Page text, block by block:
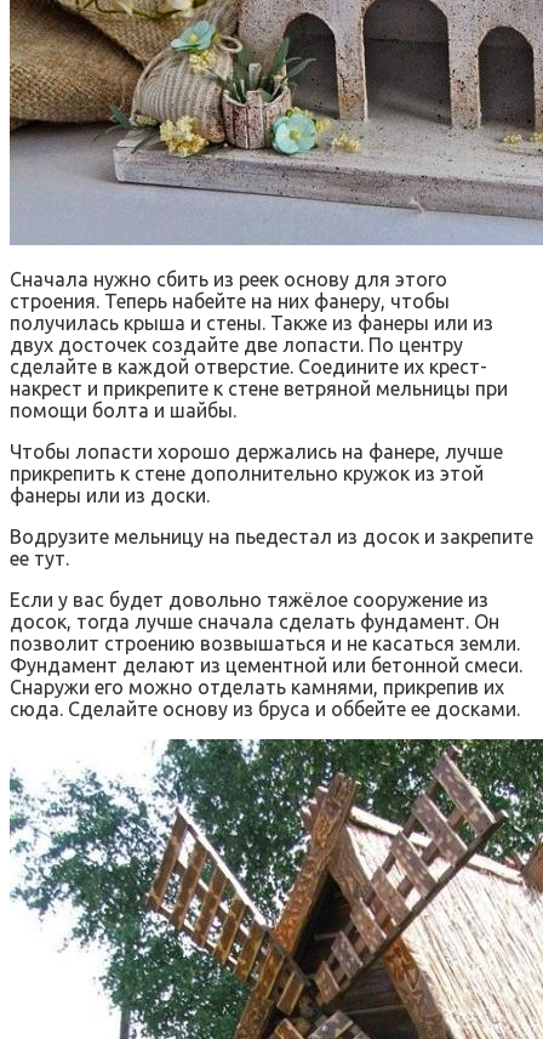
Сначала нужно сбить из реек основу для этого
строения. Теперь набейте на них фанеру, чтобы
получилась крыша и стены. Также из фанеры или из
двух досточек создайте две лопасти. По центру
сделайте в каждой отверстие. Соедините их крест-
накрест и прикрепите к стене ветряной мельницы при
помощи болта и шайбы.
Чтобы лопасти хорошо держались на фанере, лучше
прикрепить к стене дополнительно кружок из этой
фанеры или из доски.
Водрузите мельницу на пьедестал из досок и закрепите
ее тут.
Если у вас будет довольно тяжёлое сооружение из
досок, тогда лучше сначала сделать фундамент. Он
позволит строению возвышаться и не касаться земли.
Фундамент делают из цементной или бетонной смеси.
Снаружи его можно отделать камнями, прикрепив их
сюда. Сделайте основу из бруса и оббейте ее досками.